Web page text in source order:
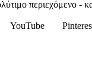
περιεχόμενο
YouTube